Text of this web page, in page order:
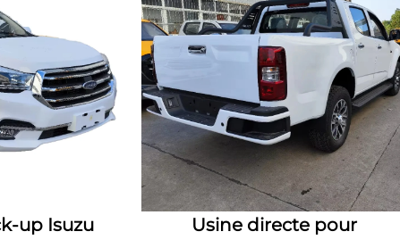
up Isuzu
Usine directe pour